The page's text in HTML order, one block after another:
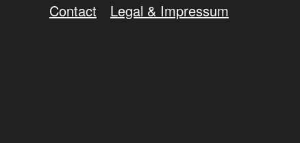
Contact Legal & Impressum